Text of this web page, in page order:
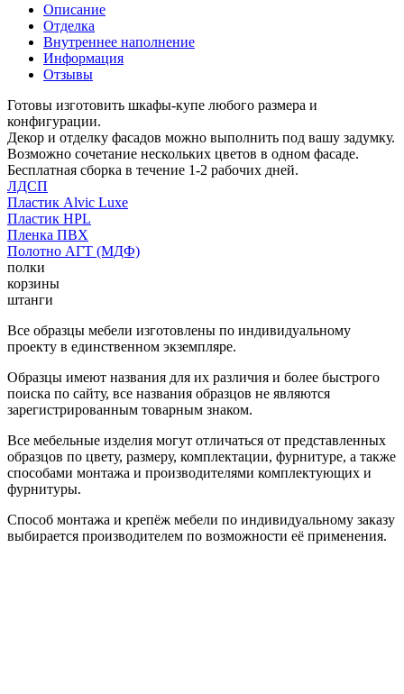
Описание
Отделка
Внутреннее наполнение
Информация
Отзывы
Готовы изготовить шкафы-купе любого размера и
конфигурации.
Декор и отделку фасадов можно выполнить под вашу задумку.
Возможно сочетание нескольких цветов в одном фасаде.
Бесплатная сборка в течение 1-2 рабочих дней.
ЛДСП
Пластик Alvic Luxe
Пластик HPL
Пленка ПВХ
Полотно АГТ (МДФ)
полки
корзины
штанги
Все образцы мебели изготовлены по индивидуальному
проекту в единственном экземпляре.
Образцы имеют названия для их различия и более быстрого
поиска по сайту, все названия образцов не являются
зарегистрированным товарным знаком.
Все мебельные изделия могут отличаться от представленных
образцов по цвету, размеру, комплектации, фурнитуре, а также
способами монтажа и производителями комплектующих и
фурнитуры.
Способ монтажа и крепёж мебели по индивидуальному заказу
выбирается производителем по возможности её применения.